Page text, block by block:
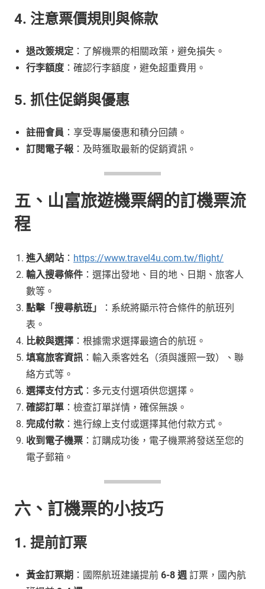
4. 注意票價規則與條款
退改簽規定 ：了解機票的相關政策，避免損失。
行李額度 ：確認行李額度，避免超重費用。
5. 抓住促銷與優惠
註冊會員 ：享受專屬優惠和積分回饋。
訂閱電子報 ：及時獲取最新的促銷資訊。
五、山富旅遊機票網的訂機票流
程
進入網站 ： https://www.travel4u.com.tw/flight/
輸入搜尋條件 ：選擇出發地、目的地、日期、旅客人
數等。
點擊「搜尋航班」
：系統將顯示符合條件的航班列
表。
比較與選擇 ：根據需求選擇最適合的航班。
填寫旅客資訊 ：輸入乘客姓名（須與護照一致）、聯
絡方式等。
選擇支付方式 ：多元支付選項供您選擇。
確認訂單 ：檢查訂單詳情，確保無誤。
完成付款 ：進行線上支付或選擇其他付款方式。
收到電子機票 ：訂購成功後，電子機票將發送至您的
電子郵箱。
六、訂機票的小技巧
1. 提前訂票
黃金訂票期 ：國際航班建議提前 6-8 週 訂票，國內航